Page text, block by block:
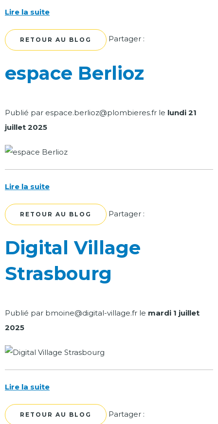
Lire la suite
RETOUR AU BLOG Partager :
espace Berlioz
Publié par espace.berlioz@plombieres.fr le lundi 21
juillet 2025
Lire la suite
RETOUR AU BLOG Partager :
Digital Village
Strasbourg
Publié par bmoine@digital-village.fr le mardi 1 juillet
2025
Lire la suite
RETOUR AU BLOG Partager :